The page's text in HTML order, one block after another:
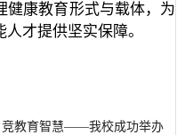
健康教育形式与载体，为
才提供坚实保障。
竞教育智慧——我校成功举办